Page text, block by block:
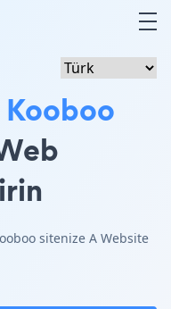
Kooboo
sitenize A Website